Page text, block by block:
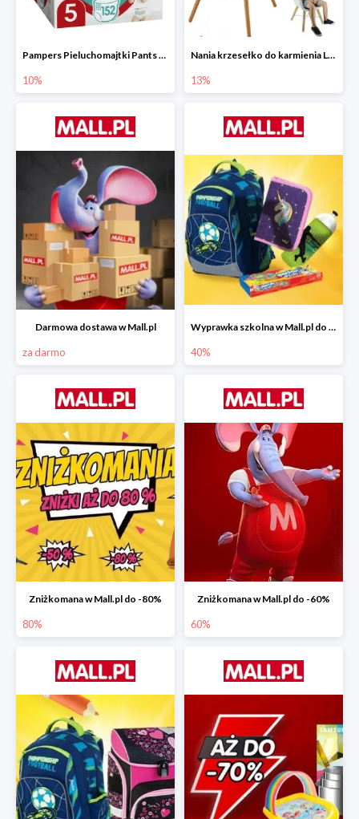
Pampers Pieluchomajtki Pants 5 (12-17 kg) 152 szt.
10%
Nania krzesełko do karmienia LUNA 2w1
13%
Darmowa dostawa w Mall.pl
za darmo
Wyprawka szkolna w Mall.pl do -40%
40%
Zniżkomana w Mall.pl do -80%
80%
Zniżkomana w Mall.pl do -60%
60%